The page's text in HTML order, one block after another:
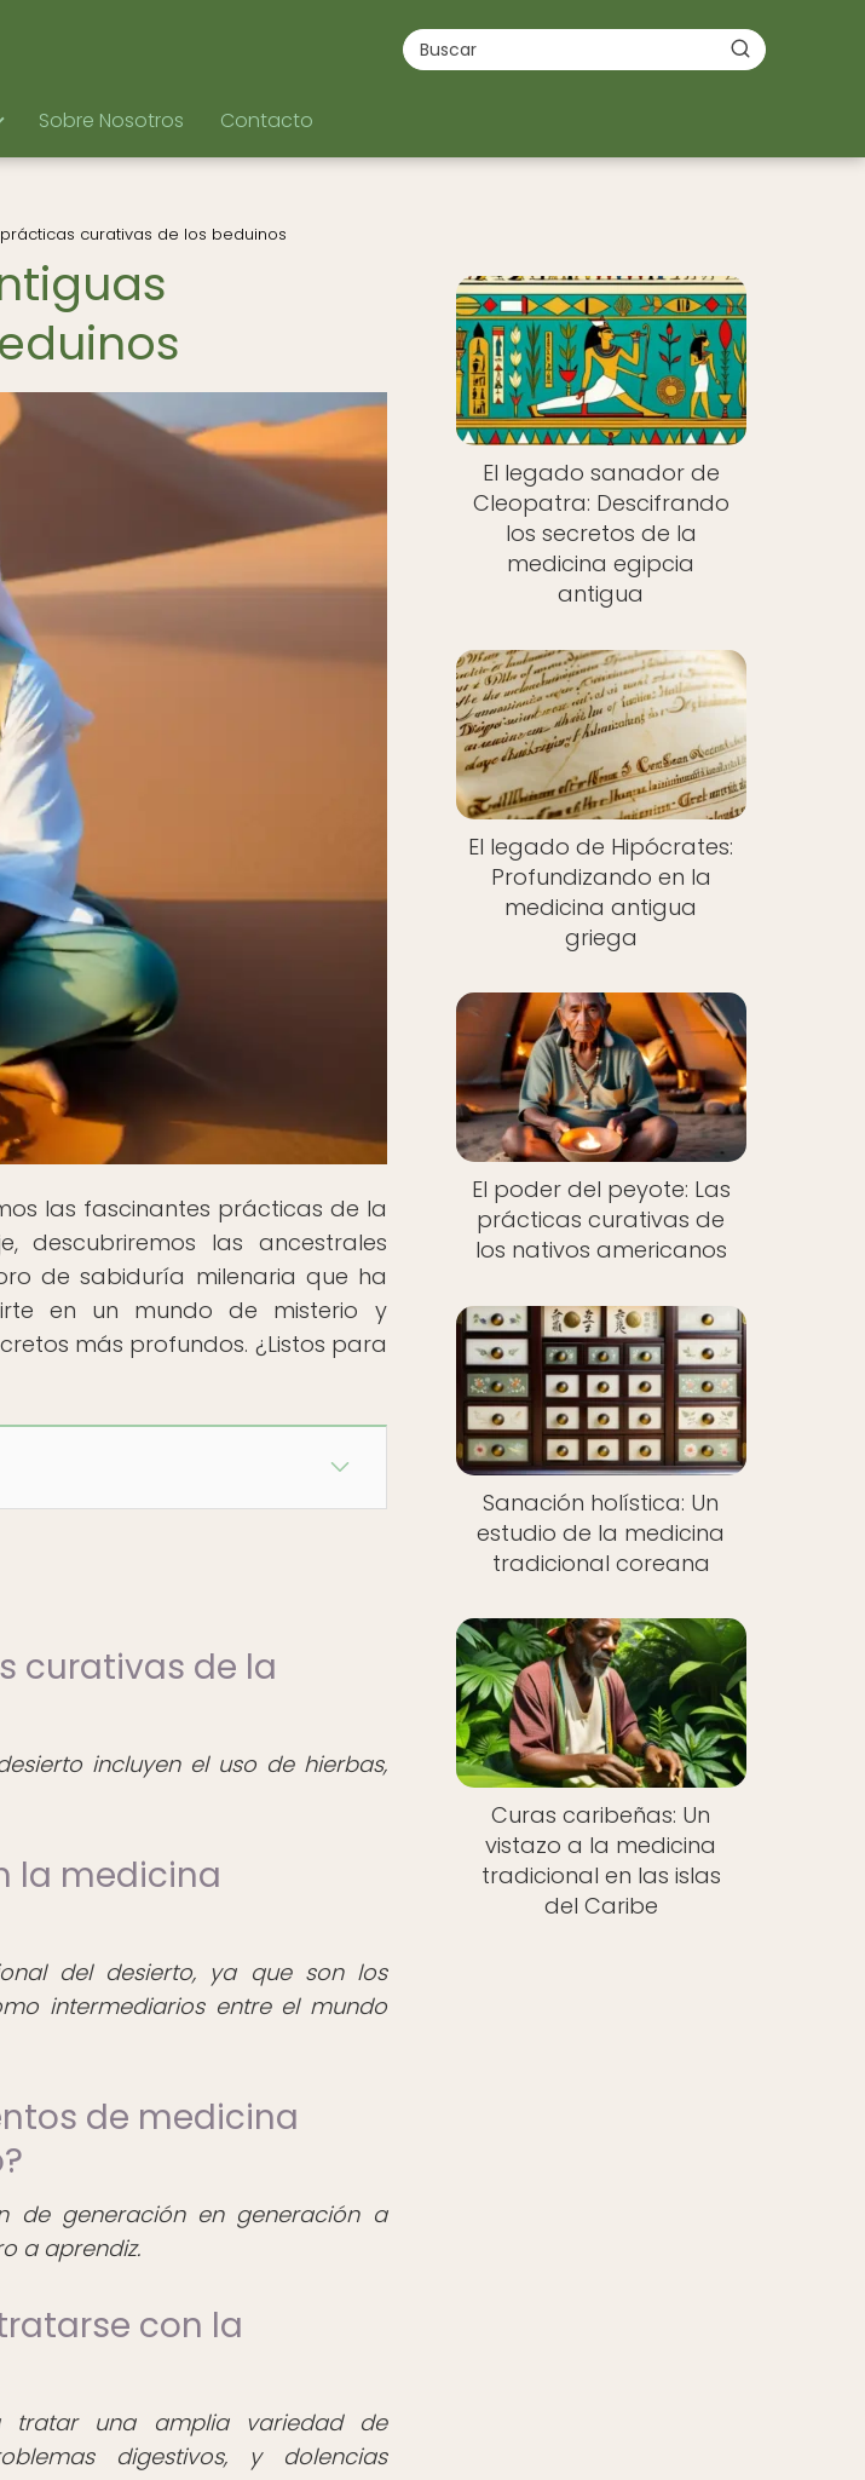
Sobre Nosotros Contacto
curativas de los beduinos
las fascinantes prácticas de la
descubriremos las ancestrales
de sabiduría milenaria que ha
en un mundo de misterio y
más profundos. ¿Listos para
curativas de la
incluyen el uso de hierbas,
la medicina
del desierto, ya que son los
intermediarios entre el mundo
de medicina
de generación en generación a
a aprendiz.
con la
tratar una amplia variedad de
digestivos, y dolencias
El legado sanador de
Cleopatra: Descifrando
los secretos de la
medicina egipcia
antigua
El legado de Hipócrates:
Profundizando en la
medicina antigua
griega
El poder del peyote: Las
prácticas curativas de
los nativos americanos
Sanación holística: Un
estudio de la medicina
tradicional coreana
Curas caribeñas: Un
vistazo a la medicina
tradicional en las islas
del Caribe